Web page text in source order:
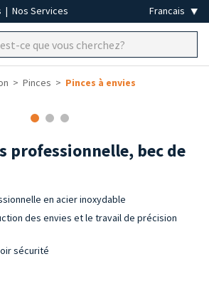
| Nos Services
Pinces Pinces à envies
professionnelle, bec de
en acier inoxydable
des envies et le travail de précision
sécurité